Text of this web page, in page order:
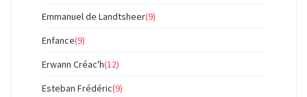
Emmanuel de Landtsheer(9)
Enfance(9)
Erwann Créac'h(12)
Esteban Frédéric(9)